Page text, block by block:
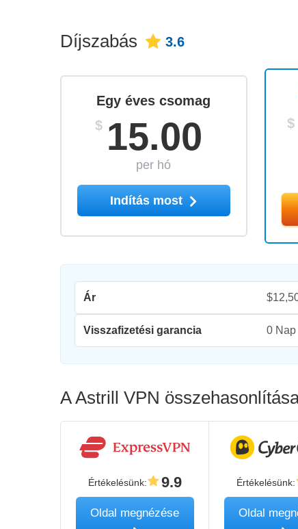
Díjszabás 3.6
$
Egy éves csomag
$ 15.00
per hó
Indítás most
Ár
Visszafizetési garancia 0 Nap
A Astrill VPN
Értékelésünk: 9.9
Oldal megnézése
Értékelésünk:
Oldal